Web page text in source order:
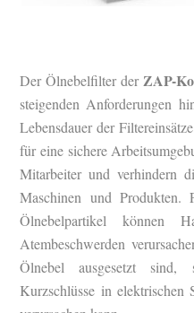
Der Ölnebelfilter derZAP-
steigenden Anforderungen
Lebensdauer der
für eine sichere
Mitarbeiter und verhindern
Maschinen und
Ölnebelpartikel können
Atembeschwerden
Ölnebel ausgesetzt
Kurzschlüsse in elektrischen